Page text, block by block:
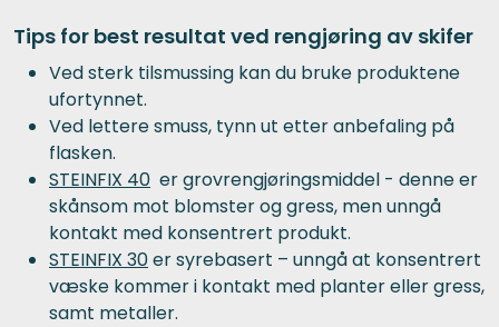
Tips for best resultat ved rengjøring av skifer
Ved sterk tilsmussing kan du bruke produktene
ufortynnet.
Ved lettere smuss, tynn ut etter anbefaling på
flasken.
STEINFIX 40 er grovrengjøringsmiddel - denne er
skånsom mot blomster og gress, men unngå
kontakt med konsentrert produkt.
STEINFIX 30er syrebasert – unngå at konsentrert
væske kommer i kontakt med planter eller gress,
samt metaller.